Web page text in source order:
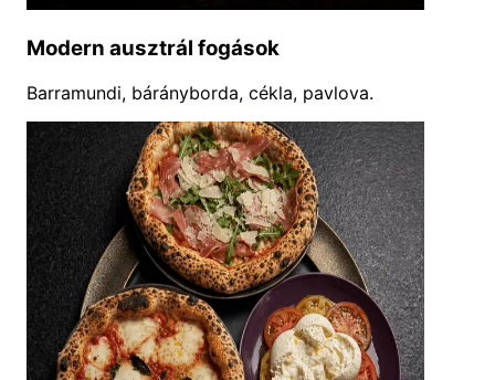
Modern ausztrál fogások
Barramundi, bárányborda, cékla, pavlova.